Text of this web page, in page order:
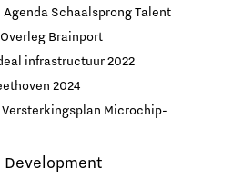
Agenda Schaalsprong Talent
Brainport
infrastructuur 2022
2024
Versterkingsplan Microchip-
Development